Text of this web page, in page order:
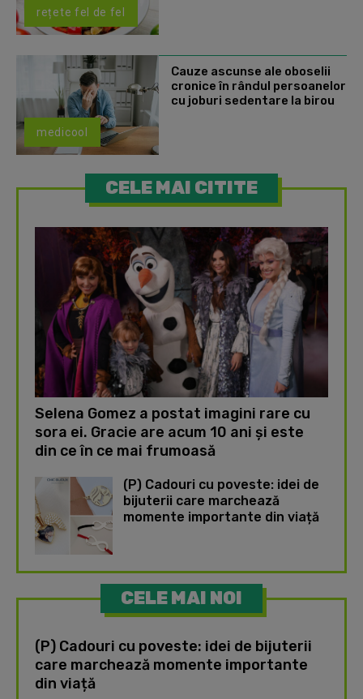
rețete fel de fel
medicool
Cauze ascunse ale oboselii
cronice în rândul persoanelor
cu joburi sedentare la birou
CELE MAI CITITE
Selena Gomez a postat imagini rare cu
sora ei. Gracie are acum 10 ani și este
din ce în ce mai frumoasă
(P) Cadouri cu poveste: idei de
bijuterii care marchează
momente importante din viață
CELE MAI NOI
(P) Cadouri cu poveste: idei de bijuterii
care marchează momente importante
din viață